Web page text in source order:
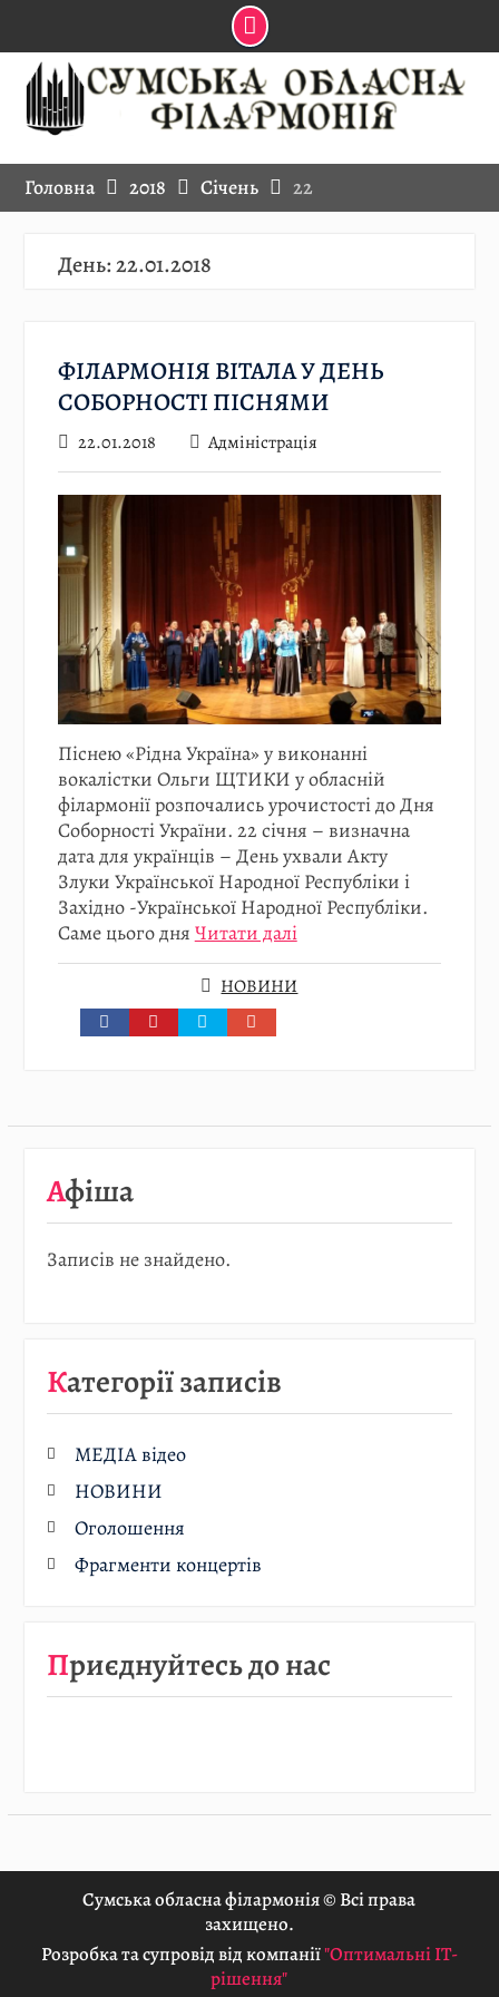
Skip
content
Головна 2018 Січень 22
День:22.01.2018
ФІЛАРМОНІЯ ВІТАЛА У ДЕНЬ
СОБОРНОСТІ ПІСНЯМИ
22.01.2018 Адміністрація
Піснею «Рідна Україна» у виконанні
вокалістки Ольги ЩТИКИ у обласній
філармонії розпочались урочистості до Дня
Соборності України. 22 січня – визначна
дата для українців – День ухвали Акту
Злуки Української Народної Республіки і
Західно -Української Народної Республіки.
Саме цього дня Читати далі
НОВИНИ
Афіша
Записів не знайдено.
Категорії записів
МЕДІА відео
НОВИНИ
Оголошення
Фрагменти концертів
Приєднуйтесь до нас
Сумська обласна філармонія © Всі права
захищено.
Розробка та супровід від компанії"Оптимальні ІТ-
рішення"